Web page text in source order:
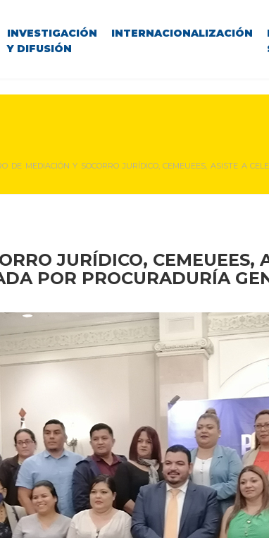
INVESTIGACIÓN
Y DIFUSIÓN
INTERNACIONALIZACIÓN
DE MEDIACIÓN Y SOCORRO JURÍDICO, CEMEUEES, ASISTE A
JURÍDICO, CEMEUEES,
POR PROCURADURÍA